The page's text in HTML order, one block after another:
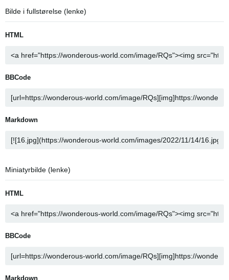
Bilde i fullstørelse (lenke)
HTML
BBCode
Markdown
Miniatyrbilde (lenke)
HTML
BBCode
Markdown